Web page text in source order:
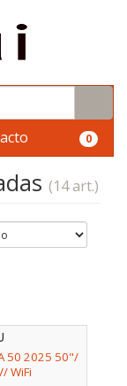
0
(14 art.)
50 2025 50"/
WiFi